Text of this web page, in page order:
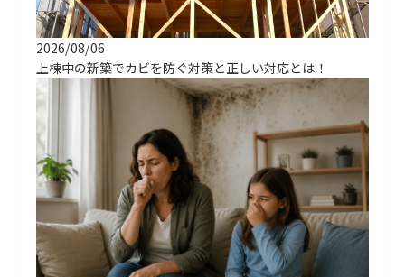
2026/08/06
上棟中の新築でカビを防ぐ対策と正しい対応とは！